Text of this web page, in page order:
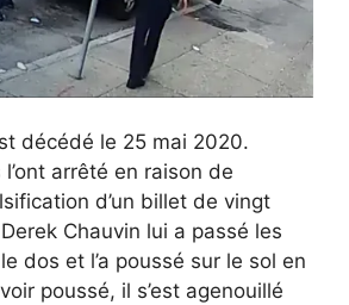
décédé le 25 mai 2020.
arrêté en raison de
d’un billet de vingt
Chauvin lui a passé les
dos et l’a poussé sur le sol en
poussé, il s’est agenouillé